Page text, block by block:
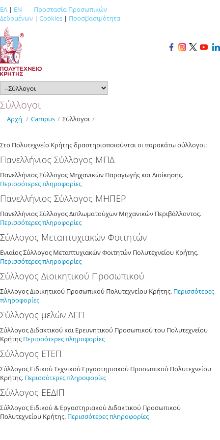
ΕΛ | EN
Προστασία Προσωπικών
Δεδομένων | Cookies | Προσβασιμότητα
Σύλλογοι
Αρχή / Campus / Σύλλογοι /
Στο Πολυτεχνείο Κρήτης δραστηριοποιούνται οι παρακάτω σύλλογοι:
Πανελλήνιος Σύλλογος ΜΠΔ
Πανελλήνιος Σύλλογος Μηχανικών Παραγωγής και Διοίκησης.
Περισσότερες πληροφορίες
Πανελλήνιος Σύλλογος ΜΗΠΕΡ
Πανελλήνιος Σύλλογος Διπλωματούχων Μηχανικών Περιβάλλοντος.
Περισσότερες πληροφορίες
Σύλλογος Μεταπτυχιακών Φοιτητών
Ενιαίος Σύλλογος Μεταπτυχιακών Φοιτητών Πολυτεχνείου Κρήτης.
Περισσότερες πληροφορίες
Σύλλογος Διοικητικού Προσωπικού
Σύλλογος Διοικητικού Προσωπικού Πολυτεχνείου Κρήτης. Περισσότερες
πληροφορίες
Σύλλογος μελών ΔΕΠ
Σύλλογος Διδακτικού και Ερευνητικού Προσωπικού του Πολυτεχνείου
Κρήτης Περισσότερες πληροφορίες
Σύλλογος ΕΤΕΠ
Σύλλογος Ειδικού Τεχνικού Εργαστηριακού Προσωπικού Πολυτεχνείου
Κρήτης. Περισσότερες πληροφορίες
Σύλλογος ΕΕΔΙΠ
Σύλλογος Ειδικού & Εργαστηριακού Διδακτικού Προσωπικού
Πολυτεχνείου Κρήτης. Περισσότερες πληροφορίες